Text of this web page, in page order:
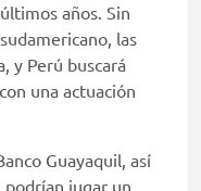
años. Sin
las
y Perú buscará
una actuación
Guayaquil, así
podrían jugar un